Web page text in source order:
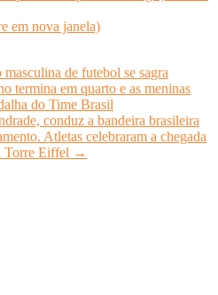
em nova janela)
de futebol se sagra
termina em quarto e as meninas
do Time Brasil
conduz a bandeira brasileira
Atletas celebraram a chegada
Torre Eiffel →